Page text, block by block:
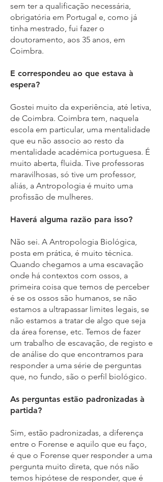
sem ter a qualificação necessária,
obrigatória em Portugal e, como já
tinha mestrado, fui fazer o
doutoramento, aos 35 anos, em
Coimbra.
E correspondeu ao que estava à
espera?
Gostei muito da experiência, até letiva,
de Coimbra. Coimbra tem, naquela
escola em particular, uma mentalidade
que eu não associo ao resto da
mentalidade académica portuguesa. É
muito aberta, fluida. Tive professoras
maravilhosas, só tive um professor,
aliás, a Antropologia é muito uma
profissão de mulheres.
Haverá alguma razão para isso?
Não sei. A Antropologia Biológica,
posta em prática, é muito técnica.
Quando chegamos a uma escavação
onde há contextos com ossos, a
primeira coisa que temos de perceber
é se os ossos são humanos, se não
estamos a ultrapassar limites legais, se
não estamos a tratar de algo que seja
da área forense, etc. Temos de fazer
um trabalho de escavação, de registo e
de análise do que encontramos para
responder a uma série de perguntas
que, no fundo, são o perfil biológico.
As perguntas estão padronizadas à
partida?
Sim, estão padronizadas, a diferença
entre o Forense e aquilo que eu faço,
é que o Forense quer responder a uma
pergunta muito direta, que nós não
temos hipótese de responder, que é